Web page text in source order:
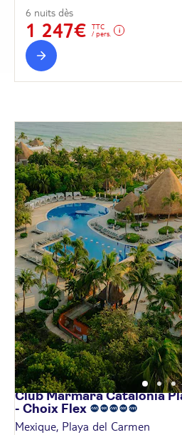
6 nuits dès
1 247€
TTC
/ pers.
Club Marmara Catalonia
- Choix Flex
Mexique, Playa del Carmen